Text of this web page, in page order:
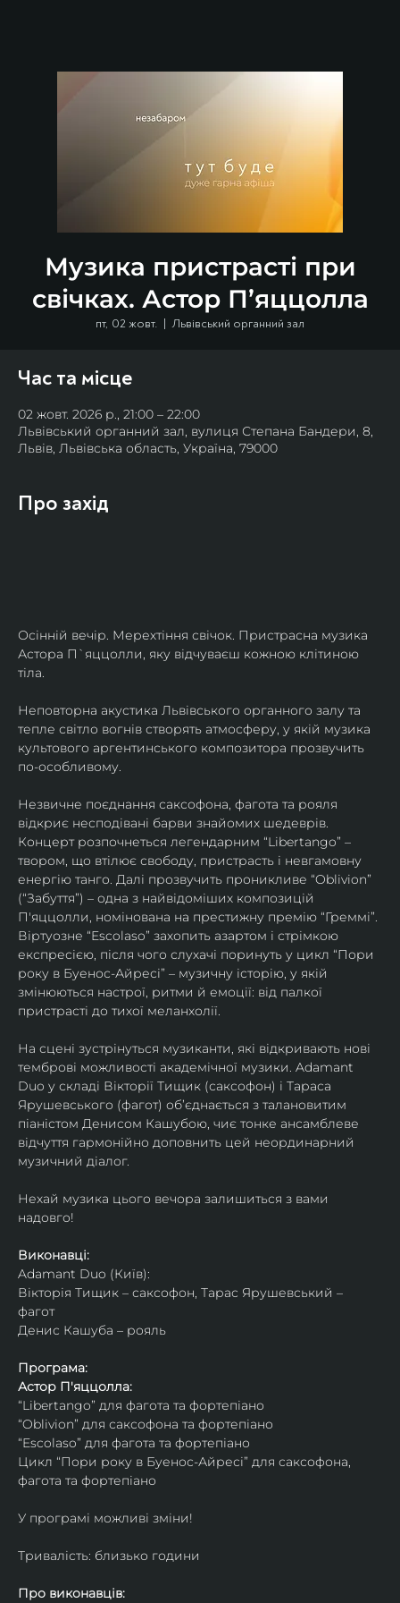
Музика пристрасті при
свічках. Астор П’яццолла
пт, 02 жовт.
  |
Львівський органний зал
Час та місце
02 жовт. 2026 р., 21:00 – 22:00
Львівський органний зал, вулиця Степана Бандери, 8,
Львів, Львівська область, Україна, 79000
Про захід
Осінній вечір. Мерехтіння свічок. Пристрасна музика
Астора П`яццолли, яку відчуваєш кожною клітиною
тіла.
Неповторна акустика Львівського органного залу та
тепле світло вогнів створять атмосферу, у якій музика
культового аргентинського композитора прозвучить
по-особливому.
Незвичне поєднання саксофона, фагота та рояля
відкриє несподівані барви знайомих шедеврів.
Концерт розпочнеться легендарним “Libertango” –
твором, що втілює свободу, пристрасть і невгамовну
енергію танго. Далі прозвучить проникливе “Oblivion”
(“Забуття”) – одна з найвідоміших композицій
П'яццолли, номінована на престижну премію “Греммі”.
Віртуозне “Escolaso” захопить азартом і стрімкою
експресією, після чого слухачі поринуть у цикл “Пори
року в Буенос-Айресі” – музичну історію, у якій
змінюються настрої, ритми й емоції: від палкої
пристрасті до тихої меланхолії.
На сцені зустрінуться музиканти, які відкривають нові
темброві можливості академічної музики. Adamant
Duo у складі Вікторії Тищик (саксофон) і Тараса
Ярушевського (фагот) об’єднається з талановитим
піаністом Денисом Кашубою, чиє тонке ансамблеве
відчуття гармонійно доповнить цей неординарний
музичний діалог.
Нехай музика цього вечора залишиться з вами
надовго!
Виконавці:
Adamant Duo (Київ):
Вікторія Тищик – саксофон, Тарас Ярушевський –
фагот
Денис Кашуба – рояль
Програма:
Астор П'яццолла:
“Libertango” для фагота та фортепіано
“Oblivion” для саксофона та фортепіано
“Escolaso” для фагота та фортепіано
Цикл “Пори року в Буенос-Айресі” для саксофона,
фагота та фортепіано
У програмі можливі зміни!
Тривалість: близько години
Про виконавців: